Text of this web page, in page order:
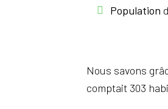
Population
Nous savons
comptait 303